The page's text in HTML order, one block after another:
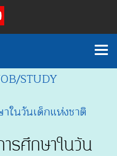
STUDY
ในวันเด็กแห่งชาติ
รศึกษาในวัน